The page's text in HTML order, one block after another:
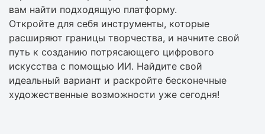
вам найти подходящую платформу.
Откройте для себя инструменты, которые
расширяют границы творчества, и начните свой
путь к созданию потрясающего цифрового
искусства с помощью ИИ. Найдите свой
идеальный вариант и раскройте бесконечные
художественные возможности уже сегодня!